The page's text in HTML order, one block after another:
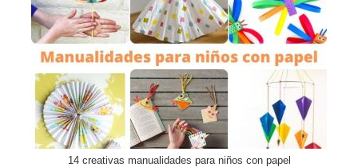
14 creativas manualidades para niños con papel